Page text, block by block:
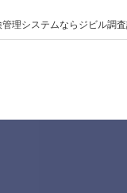
理システムならジビル調